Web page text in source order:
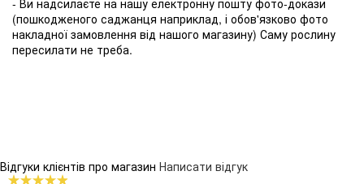
- Ви надсилаєте на нашу електронну пошту фото-докази
(пошкодженого саджанця наприклад, і обов'язково фото
накладної замовлення від нашого магазину) Саму рослину
пересилати не треба.
Відгуки клієнтів про магазин Написати відгук